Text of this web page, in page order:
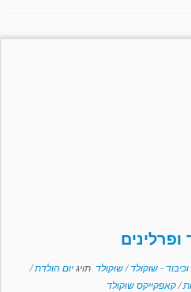
וכיבוד - שוקולד/שוקולד תויגיום הולדת/
/קאפקייקס שוקולד